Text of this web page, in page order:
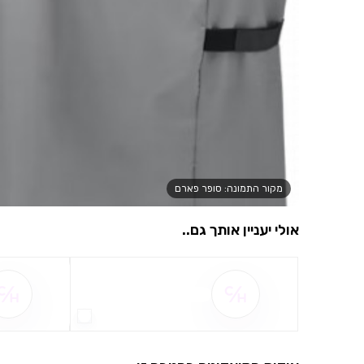
מקור התמונה: סופר פארם
אולי יעניין אותך גם..